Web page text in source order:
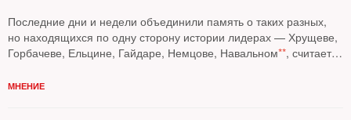
Последние дни и недели объединили память о таких разных,
но находящихся по одну сторону истории лидерах — Хрущеве,
Горбачеве, Ельцине, Гайдаре, Немцове, Навальном**, считает
МНЕНИЕ